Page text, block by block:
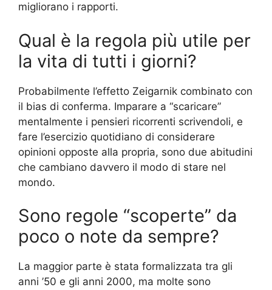
migliorano i rapporti.
Qual è la regola più utile per
la vita di tutti i giorni?
Probabilmente l’effetto Zeigarnik combinato con
il bias di conferma. Imparare a “scaricare”
mentalmente i pensieri ricorrenti scrivendoli, e
fare l’esercizio quotidiano di considerare
opinioni opposte alla propria, sono due abitudini
che cambiano davvero il modo di stare nel
mondo.
Sono regole “scoperte” da
poco o note da sempre?
La maggior parte è stata formalizzata tra gli
anni ’50 e gli anni 2000, ma molte sono